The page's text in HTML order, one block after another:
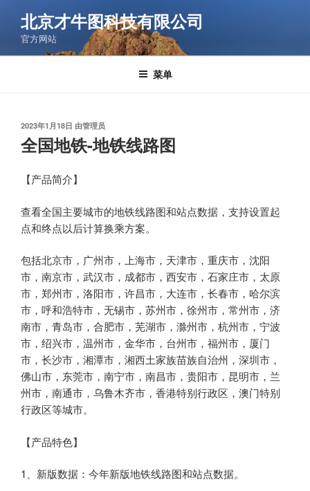
容
北京才牛图科技有限公司
官方网站
菜单
发
布
于
2023年1月18日 由管理员
全国地铁-地铁线路图
【产品简介】
查看全国主要城市的地铁线路图和站点数据，支持设置起
点和终点以后计算换乘方案。
包括北京市，广州市，上海市，天津市，重庆市，沈阳
市，南京市，武汉市，成都市，西安市，石家庄市，太原
市，郑州市，洛阳市，许昌市，大连市，长春市，哈尔滨
市，呼和浩特市，无锡市，苏州市，徐州市，常州市，济
南市，青岛市，合肥市，芜湖市，滁州市，杭州市，宁波
市，绍兴市，温州市，金华市，台州市，福州市，厦门
市，长沙市，湘潭市，湘西土家族苗族自治州，深圳市，
佛山市，东莞市，南宁市，南昌市，贵阳市，昆明市，兰
州市，南通市，乌鲁木齐市，香港特别行政区，澳门特别
行政区等城市。
【产品特色】
1、新版数据：今年新版地铁线路图和站点数据。